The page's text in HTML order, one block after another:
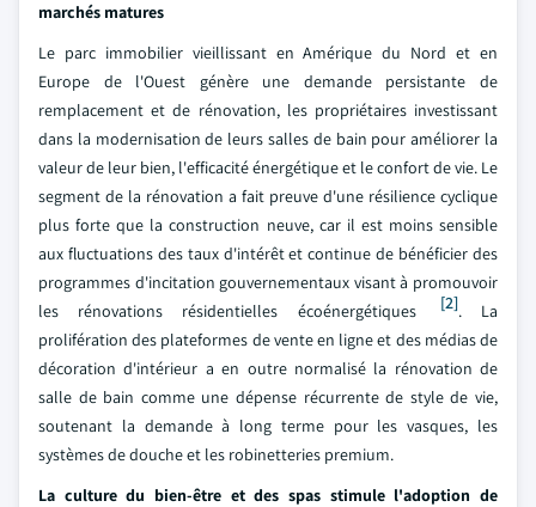
marchés matures
Le parc immobilier vieillissant en Amérique du Nord et en
Europe de l'Ouest génère une demande persistante de
remplacement et de rénovation, les propriétaires investissant
dans la modernisation de leurs salles de bain pour améliorer la
valeur de leur bien, l'efficacité énergétique et le confort de vie. Le
segment de la rénovation a fait preuve d'une résilience cyclique
plus forte que la construction neuve, car il est moins sensible
aux fluctuations des taux d'intérêt et continue de bénéficier des
programmes d'incitation gouvernementaux visant à promouvoir
les rénovations résidentielles écoénergétiques
[2]. La
prolifération des plateformes de vente en ligne et des médias de
décoration d'intérieur a en outre normalisé la rénovation de
salle de bain comme une dépense récurrente de style de vie,
soutenant la demande à long terme pour les vasques, les
systèmes de douche et les robinetteries premium.
La culture du bien-être et des spas stimule l'adoption de